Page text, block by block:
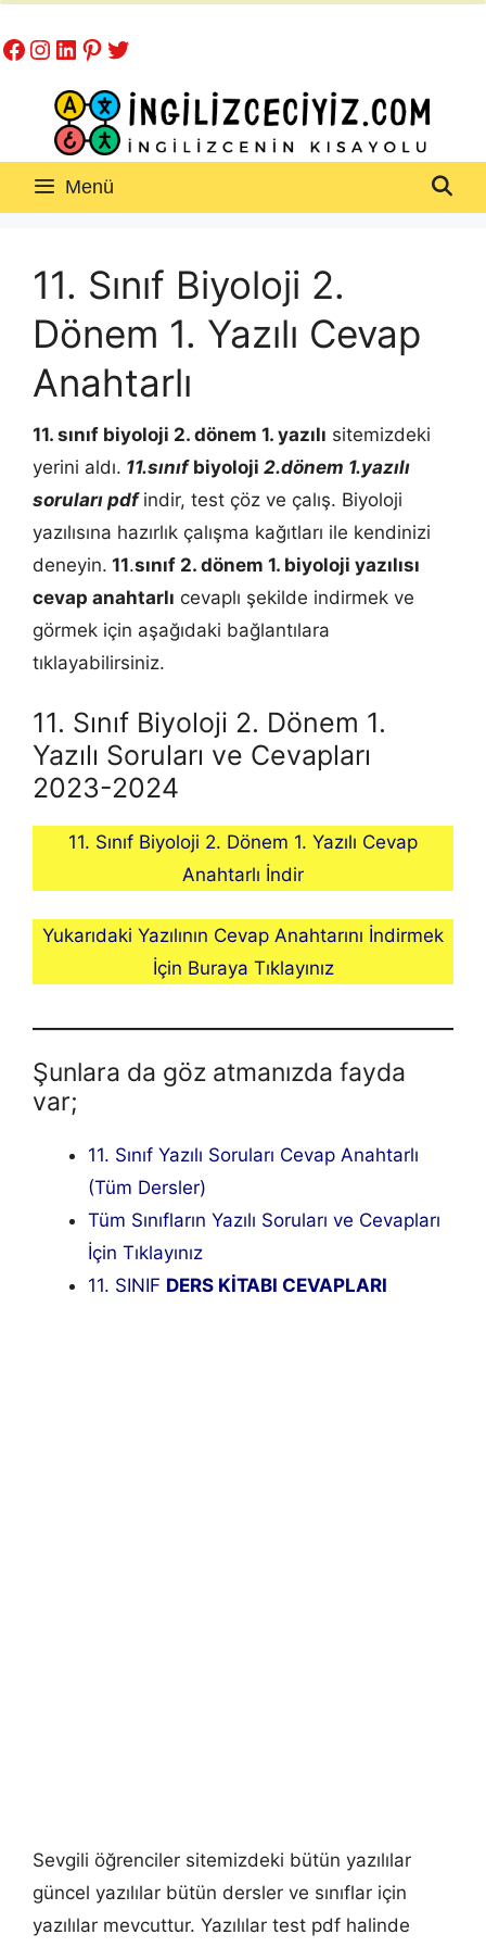
atla
Facebook
Instagram
LinkedIn
Pinterest
Twitter
Menü
11. Sınıf Biyoloji 2.
Dönem 1. Yazılı Cevap
Anahtarlı
11. sınıf biyoloji 2. dönem 1. yazılı sitemizdeki
yerini aldı. 11.sınıf biyoloji 2.dönem 1.yazılı
soruları pdf indir, test çöz ve çalış. Biyoloji
yazılısına hazırlık çalışma kağıtları ile kendinizi
deneyin. 11.sınıf 2. dönem 1. biyoloji yazılısı
cevap anahtarlı cevaplı şekilde indirmek ve
görmek için aşağıdaki bağlantılara
tıklayabilirsiniz.
11. Sınıf Biyoloji 2. Dönem 1.
Yazılı Soruları ve Cevapları
2023-2024
11. Sınıf Biyoloji 2. Dönem 1. Yazılı Cevap
Anahtarlı İndir
Yukarıdaki Yazılının Cevap Anahtarını İndirmek
İçin Buraya Tıklayınız
Şunlara da göz atmanızda fayda
var;
11. Sınıf Yazılı Soruları Cevap Anahtarlı
(Tüm Dersler)
Tüm Sınıfların Yazılı Soruları ve Cevapları
İçin Tıklayınız
11. SINIF DERS KİTABI CEVAPLARI
Sevgili öğrenciler sitemizdeki bütün yazılılar
güncel yazılılar bütün dersler ve sınıflar için
yazılılar mevcuttur. Yazılılar test pdf halinde